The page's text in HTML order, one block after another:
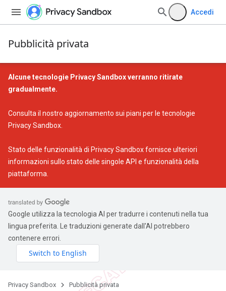
Accedi
Pubblicità privata
Alcune tecnologie Privacy Sandbox verranno ritirate
gradualmente.
Consulta il nostro aggiornamento sui piani per le tecnologie
Privacy Sandbox
Stato delle funzionalità di Privacy Sandboxfornisce ulteriori
informazioni sullo stato delle singole API e funzionalità della
piattaforma.
Google utilizza la tecnologia AI per tradurre i contenuti nella tua
lingua preferita. Le traduzioni generate dall'AI potrebbero
contenere errori.
Privacy Sandbox Pubblicità privata